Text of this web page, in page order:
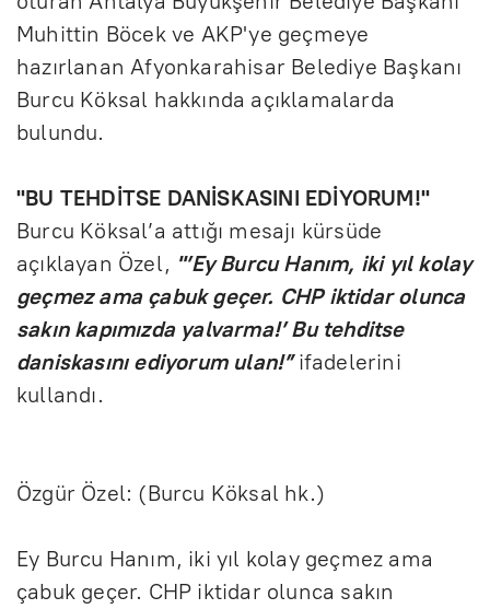
Muhittin Böcek ve AKP'ye geçmeye
hazırlanan Afyonkarahisar Belediye Başkanı
Burcu Köksal hakkında açıklamalarda
bulundu.
"BU TEHDİTSE DANİSKASINI EDİYORUM!"
Burcu Köksal’a attığı mesajı kürsüde
açıklayan Özel, "’Ey Burcu Hanım, iki yıl kolay
geçmez ama çabuk geçer. CHP iktidar olunca
sakın kapımızda yalvarma!’ Bu tehditse
daniskasını ediyorum ulan!”ifadelerini
kullandı.
Özgür Özel: (Burcu Köksal hk.)
Ey Burcu Hanım, iki yıl kolay geçmez ama
çabuk geçer. CHP iktidar olunca sakın